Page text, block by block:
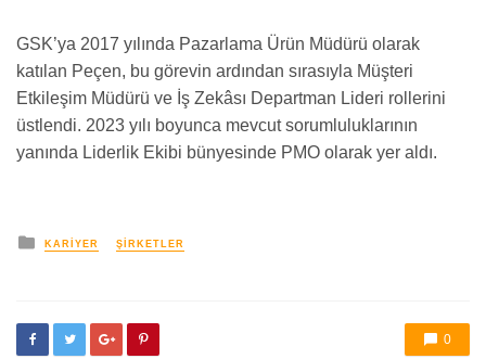
GSK’ya 2017 yılında Pazarlama Ürün Müdürü olarak
katılan Peçen, bu görevin ardından sırasıyla Müşteri
Etkileşim Müdürü ve İş Zekâsı Departman Lideri rollerini
üstlendi. 2023 yılı boyunca mevcut sorumluluklarının
yanında Liderlik Ekibi bünyesinde PMO olarak yer aldı.
yayınlanan
KARIYER ŞIRKETLER
0